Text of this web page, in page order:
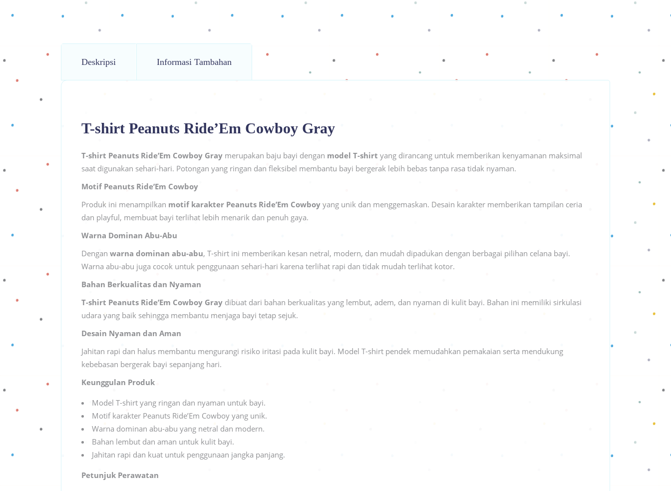
Deskripsi Informasi Tambahan
T-shirt Peanuts Ride’Em Cowboy Gray
T-shirt Peanuts Ride’Em Cowboy Gray merupakan baju bayi dengan model T-shirt yang dirancang untuk memberikan kenyamanan maksimal
saat digunakan sehari-hari. Potongan yang ringan dan fleksibel membantu bayi bergerak lebih bebas tanpa rasa tidak nyaman.
Motif Peanuts Ride’Em Cowboy
Produk ini menampilkan motif karakter Peanuts Ride’Em Cowboy yang unik dan menggemaskan. Desain karakter memberikan tampilan ceria
dan playful, membuat bayi terlihat lebih menarik dan penuh gaya.
Warna Dominan Abu-Abu
Dengan warna dominan abu-abu, T-shirt ini memberikan kesan netral, modern, dan mudah dipadukan dengan berbagai pilihan celana bayi.
Warna abu-abu juga cocok untuk penggunaan sehari-hari karena terlihat rapi dan tidak mudah terlihat kotor.
Bahan Berkualitas dan Nyaman
T-shirt Peanuts Ride’Em Cowboy Gray dibuat dari bahan berkualitas yang lembut, adem, dan nyaman di kulit bayi. Bahan ini memiliki sirkulasi
udara yang baik sehingga membantu menjaga bayi tetap sejuk.
Desain Nyaman dan Aman
Jahitan rapi dan halus membantu mengurangi risiko iritasi pada kulit bayi. Model T-shirt pendek memudahkan pemakaian serta mendukung
kebebasan bergerak bayi sepanjang hari.
Keunggulan Produk
Model T-shirt yang ringan dan nyaman untuk bayi.
Motif karakter Peanuts Ride’Em Cowboy yang unik.
Warna dominan abu-abu yang netral dan modern.
Bahan lembut dan aman untuk kulit bayi.
Jahitan rapi dan kuat untuk penggunaan jangka panjang.
Petunjuk Perawatan